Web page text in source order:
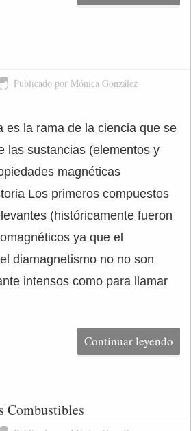
Publicado por Mónica González
es la rama de la ciencia que se
las sustancias (elementos y
magnéticas
Los primeros compuestos
(históricamente fueron
ya que el
diamagnetismo no no son
intensos como para llamar
Continuar leyendo
Combustibles